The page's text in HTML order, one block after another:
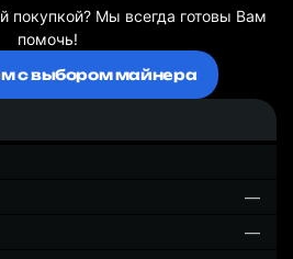
Мы всегда готовы Вам
помочь!
с выбором майнера
—
—